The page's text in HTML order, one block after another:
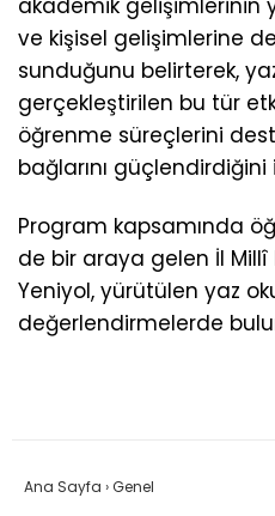
akademik gelişimlerinin
ve kişisel gelişimlerine
sunduğunu belirterek,
gerçekleştirilen bu tür
öğrenme süreçlerini
bağlarını
Program kapsamında
de bir araya gelen İl Millî
Yeniyol, yürütülen yaz
değerlendirmelerde
Ana Sayfa ›Genel